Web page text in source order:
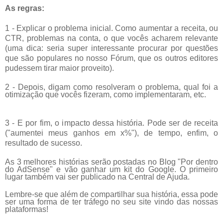
As regras:
1 - Explicar o problema inicial. Como aumentar a receita, ou
CTR, problemas na conta, o que vocês acharem relevante
(uma dica: seria super interessante procurar por questões
que são populares no nosso Fórum, que os outros editores
pudessem tirar maior proveito).
2 - Depois, digam como resolveram o problema, qual foi a
otimização que vocês fizeram, como implementaram, etc.
3 - E por fim, o impacto dessa história. Pode ser de receita
("aumentei meus ganhos em x%"), de tempo, enfim, o
resultado de sucesso.
As 3 melhores histórias serão postadas no Blog "Por dentro
do AdSense" e vão ganhar um kit do Google. O primeiro
lugar também vai ser publicado na Central de Ajuda.
Lembre-se que além de compartilhar sua história, essa pode
ser uma forma de ter tráfego no seu site vindo das nossas
plataformas!